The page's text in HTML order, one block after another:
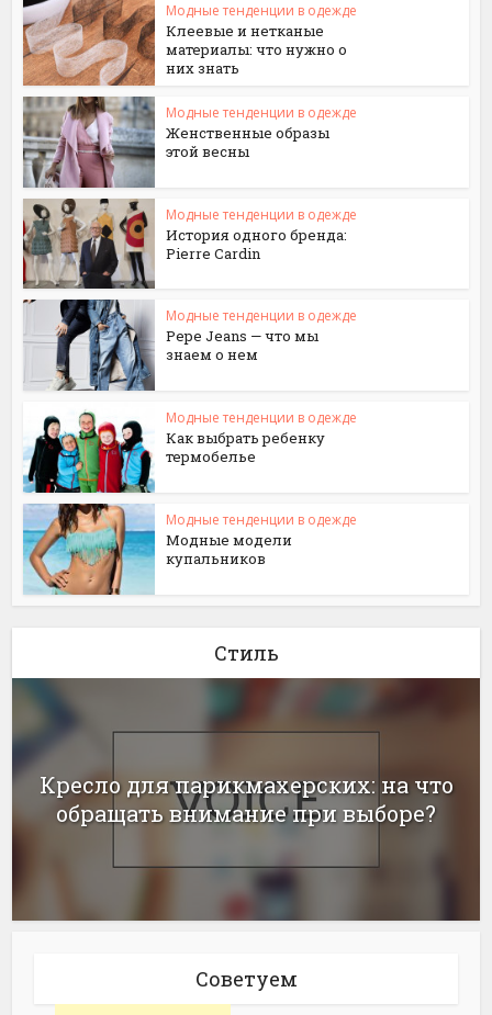
Модные тенденции в одежде
Клеевые и нетканые
материалы: что нужно о
них знать
Модные тенденции в одежде
Женственные образы
этой весны
Модные тенденции в одежде
История одного бренда:
Pierre Cardin
Модные тенденции в одежде
Pepe Jeans — что мы
знаем о нем
Модные тенденции в одежде
Как выбрать ребенку
термобелье
Модные тенденции в одежде
Модные модели
купальников
Стиль
Кресло для парикмахерских: на что
обращать внимание при выборе?
Советуем